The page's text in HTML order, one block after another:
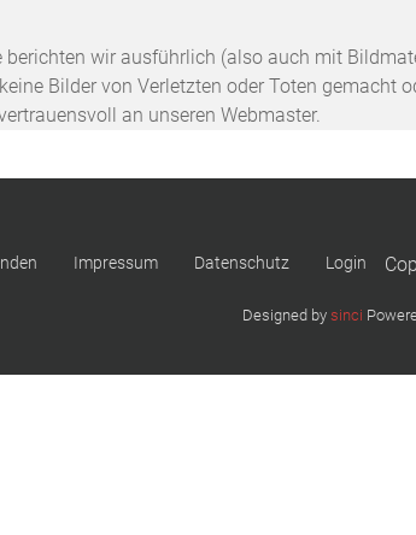
wir ausführlich (also auch mit
Bilder von Verletzten oder Toten
an unseren Webmaster.
Impressum Datenschutz Login
Designed by sinci